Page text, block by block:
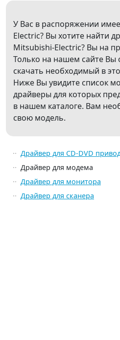
У Вас в распоряжении
Electric? Вы хотите найти
Mitsubishi-Electric? Вы на
Только на нашем сайте Вы
скачать необходимый в
Ниже Вы увидите список
драйверы для которых
в нашем каталоге. Вам
свою модель.
Драйвер для CD-DVD
Драйвер для модема
Драйвер для монитора
Драйвер для сканера